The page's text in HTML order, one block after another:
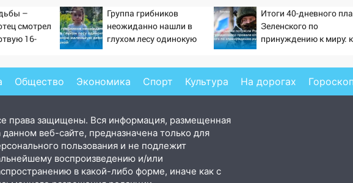
–
смотрел
16-
Группа грибников
неожиданно нашли в
глухом лесу одинокую
Итоги 40-дневного
Зеленского по
принуждению к миру:
Украины от военкора
Коца
Общество Экономика Спорт Культура На дорогах Гороскоп
права защищены. Вся информация, размещенная
данном веб-сайте, предназначена только для
пользования и не подлежит
воспроизведению и/или
в какой-либо форме, иначе как с